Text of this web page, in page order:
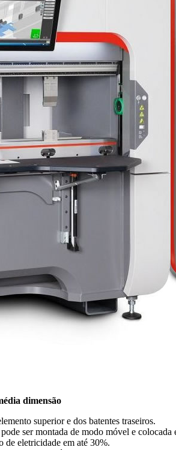
dimensão
superior e dos batentes traseiros.
ser montada de modo móvel e
de eletricidade em até 30%.